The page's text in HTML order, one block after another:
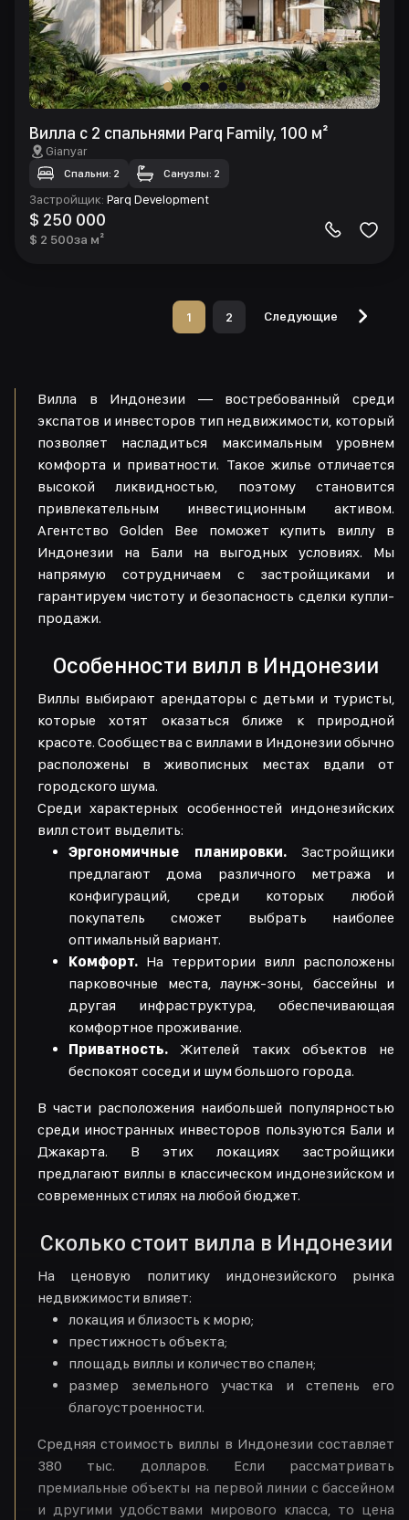
Вилла с 2 спальнями Parq Family, 100 м²
Gianyar
Спальни: 2 Санузлы: 2
Застройщик: Parq Development
$ 250 000
$ 2 500за м²
1 2 Следующие
Вилла в Индонезии — востребованный среди
экспатов и инвесторов тип недвижимости, который
позволяет насладиться максимальным уровнем
комфорта и приватности. Такое жилье отличается
высокой ликвидностью, поэтому становится
привлекательным инвестиционным активом.
Агентство Golden Bee поможет купить виллу в
Индонезии на Бали на выгодных условиях. Мы
напрямую сотрудничаем с застройщиками и
гарантируем чистоту и безопасность сделки купли-
продажи.
Особенности вилл в Индонезии
Виллы выбирают арендаторы с детьми и туристы,
которые хотят оказаться ближе к природной
красоте. Сообщества с виллами в Индонезии обычно
расположены в живописных местах вдали от
городского шума.
Среди характерных особенностей индонезийских
вилл стоит выделить:
Эргономичные планировки.Застройщики
предлагают дома различного метража и
конфигураций, среди которых любой
покупатель сможет выбрать наиболее
оптимальный вариант.
Комфорт. На территории вилл расположены
парковочные места, лаунж-зоны, бассейны и
другая инфраструктура, обеспечивающая
комфортное проживание.
Приватность. Жителей таких объектов не
беспокоят соседи и шум большого города.
В части расположения наибольшей популярностью
среди иностранных инвесторов пользуются Бали и
Джакарта. В этих локациях застройщики
предлагают виллы в классическом индонезийском и
современных стилях на любой бюджет.
Сколько стоит вилла в Индонезии
На ценовую политику индонезийского рынка
недвижимости влияет:
локация и близость к морю;
престижность объекта;
площадь виллы и количество спален;
размер земельного участка и степень его
благоустроенности.
Средняя стоимость виллы в Индонезии составляет
380 тыс. долларов. Если рассматривать
премиальные объекты на первой линии с бассейном
и другими удобствами мирового класса, то цена